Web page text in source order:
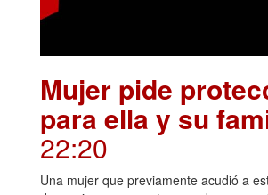
Mujer pide
para ella y su
22:20
Una mujer que previamente acudió a